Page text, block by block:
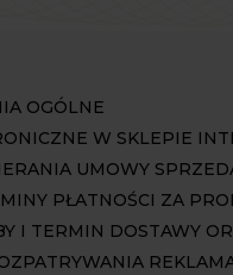
OGÓLNE
W SKLEPIE
UMOWY
PŁATNOŚCI ZA
I TERMIN DOSTAWY